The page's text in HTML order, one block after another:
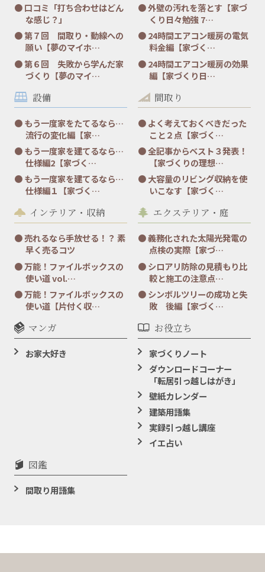
口コミ「打ち合わせはどん
な感じ？」
第７回 間取り・動線への
願い【夢のマイホ…
第６回 失敗から学んだ家
づくり【夢のマイ…
外壁の汚れを落とす【家づ
くり日々勉強 7…
24時間エアコン暖房の電気
料金編【家づく…
24時間エアコン暖房の効果
編【家づくり日…
設備
もう一度家をたてるなら…
流行の変化編【家…
もう一度家を建てるなら…
仕様編2【家づく…
もう一度家を建てるなら…
仕様編１【家づく…
間取り
よく考えておくべきだった
こと２点【家づく…
全記事からベスト３発表！
【家づくりの理想…
大容量のリビング収納を使
いこなす【家づく…
インテリア・収納
売れるなら手放せる！？ 素
早く売るコツ
万能！ファイルボックスの
使い道 vol.…
万能！ファイルボックスの
使い道【片付く収…
エクステリア・庭
義務化された太陽光発電の
点検の実際【家づ…
シロアリ防除の見積もり比
較と施工の注意点…
シンボルツリーの成功と失
敗 後編【家づく…
マンガ
お家大好き
お役立ち
家づくりノート
ダウンロードコーナー
「転居引っ越しはがき」
壁紙カレンダー
建築用語集
実録引っ越し講座
イエ占い
図鑑
間取り用語集